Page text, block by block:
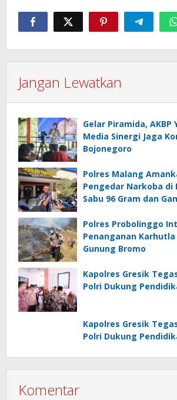
Jangan Lewatkan
Gelar Piramida, AKBP
Media Sinergi Jaga
Bojonegoro
Polres Malang
Pengedar Narkoba di
Sabu 96 Gram dan
Polres Probolinggo
Penanganan
Gunung Bromo
Kapolres Gresik
Polri Dukung
Kapolres Gresik
Polri Dukung
Komentar